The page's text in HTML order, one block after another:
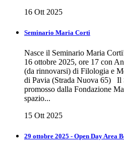
16 Ott 2025
Seminario Maria Corti
Nasce il Seminario Maria
16 ottobre 2025, ore 17 con
(da rinnovarsi) di Filologia e
di Pavia (Strada Nuova 65) Il
promosso dalla Fondazione
spazio...
15 Ott 2025
29 ottobre 2025 - Open Day Area